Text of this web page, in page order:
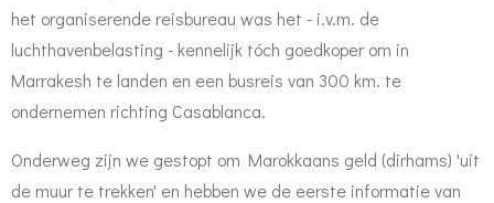
het organiserende reisbureau was het - i.v.m. de
luchthavenbelasting - kennelijk tóch goedkoper om in
Marrakesh te landen en een busreis van 300 km. te
ondernemen richting Casablanca.
Onderweg zijn we gestopt om Marokkaans geld (dirhams) 'uit
de muur te trekken' en hebben we de eerste informatie van